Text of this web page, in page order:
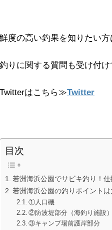
鮮度の高い釣果を知りたい
釣りに関する質問も受け付け
Twitterはこちら≫Twitter
目次
若洲海浜公園でサビキ釣り！
若洲海浜公園の釣りポイント
①人口磯
②防波堤部分（海釣り施設）
③キャンプ場前護岸部分